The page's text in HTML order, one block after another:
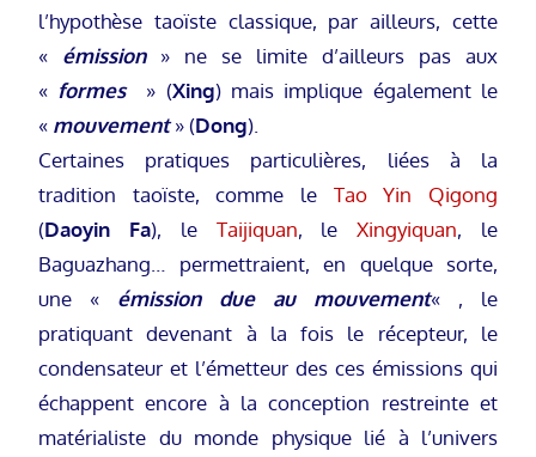
l’hypothèse taoïste classique, par ailleurs, cette
« émission» ne se limite d’ailleurs pas aux
« formes» (Xing) mais implique également le
« mouvement» (Dong).
Certaines pratiques particulières, liées à la
tradition taoïste, comme le Tao Yin Qigong
(Daoyin Fa), le Taijiquan, leXingyiquan, le
Baguazhang… permettraient, en quelque sorte,
une « émission due au mouvement« , le
pratiquant devenant à la fois le récepteur, le
condensateur et l’émetteur des ces émissions qui
échappent encore à la conception restreinte et
matérialiste du monde physique lié à l’univers